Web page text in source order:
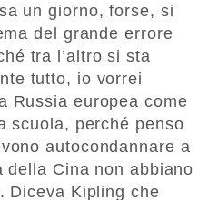
un giorno, forse, si
del grande errore
tra l’altro si sta
tutto, io vorrei
Russia europea come
scuola, perché penso
autocondannare a
Cina non abbiano
Diceva Kipling che